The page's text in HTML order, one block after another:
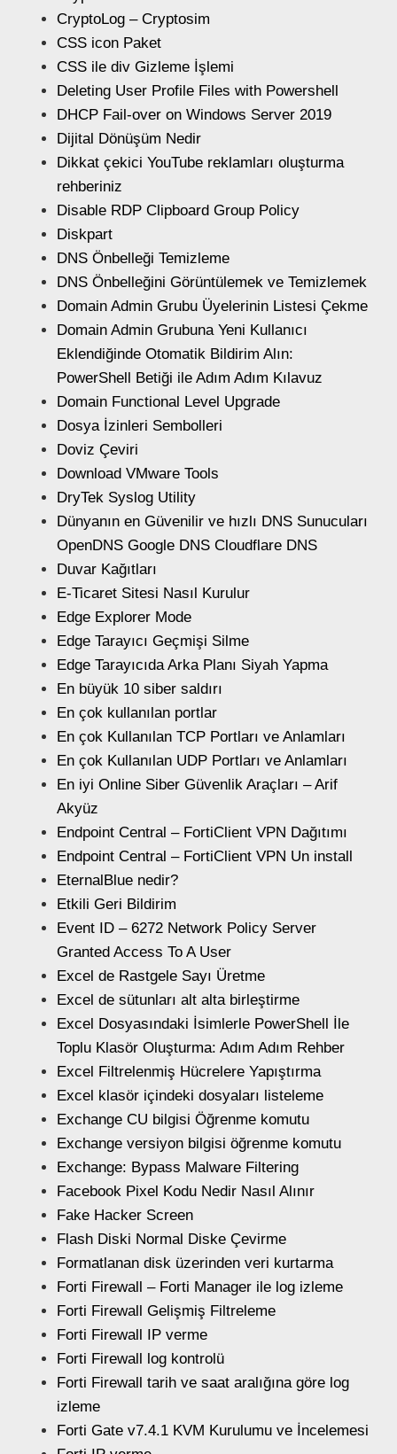
CryptoLog – Cryptosim
CSS icon Paket
CSS ile div Gizleme İşlemi
Deleting User Profile Files with Powershell
DHCP Fail-over on Windows Server 2019
Dijital Dönüşüm Nedir
Dikkat çekici YouTube reklamları oluşturma
rehberiniz
Disable RDP Clipboard Group Policy
Diskpart
DNS Önbelleği Temizleme
DNS Önbelleğini Görüntülemek ve Temizlemek
Domain Admin Grubu Üyelerinin Listesi Çekme
Domain Admin Grubuna Yeni Kullanıcı
Eklendiğinde Otomatik Bildirim Alın:
PowerShell Betiği ile Adım Adım Kılavuz
Domain Functional Level Upgrade
Dosya İzinleri Sembolleri
Doviz Çeviri
Download VMware Tools
DryTek Syslog Utility
Dünyanın en Güvenilir ve hızlı DNS Sunucuları
OpenDNS Google DNS Cloudflare DNS
Duvar Kağıtları
E-Ticaret Sitesi Nasıl Kurulur
Edge Explorer Mode
Edge Tarayıcı Geçmişi Silme
Edge Tarayıcıda Arka Planı Siyah Yapma
En büyük 10 siber saldırı
En çok kullanılan portlar
En çok Kullanılan TCP Portları ve Anlamları
En çok Kullanılan UDP Portları ve Anlamları
En iyi Online Siber Güvenlik Araçları – Arif
Akyüz
Endpoint Central – FortiClient VPN Dağıtımı
Endpoint Central – FortiClient VPN Un install
EternalBlue nedir?
Etkili Geri Bildirim
Event ID – 6272 Network Policy Server
Granted Access To A User
Excel de Rastgele Sayı Üretme
Excel de sütunları alt alta birleştirme
Excel Dosyasındaki İsimlerle PowerShell İle
Toplu Klasör Oluşturma: Adım Adım Rehber
Excel Filtrelenmiş Hücrelere Yapıştırma
Excel klasör içindeki dosyaları listeleme
Exchange CU bilgisi Öğrenme komutu
Exchange versiyon bilgisi öğrenme komutu
Exchange: Bypass Malware Filtering
Facebook Pixel Kodu Nedir Nasıl Alınır
Fake Hacker Screen
Flash Diski Normal Diske Çevirme
Formatlanan disk üzerinden veri kurtarma
Forti Firewall – Forti Manager ile log izleme
Forti Firewall Gelişmiş Filtreleme
Forti Firewall IP verme
Forti Firewall log kontrolü
Forti Firewall tarih ve saat aralığına göre log
izleme
Forti Gate v7.4.1 KVM Kurulumu ve İncelemesi